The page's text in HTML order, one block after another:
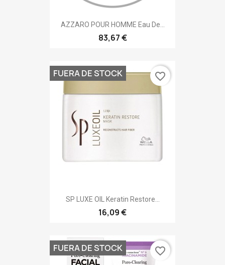
AZZARO POUR HOMME Eau De...
83,67 €
SP LUXE OIL Keratin Restore...
16,09 €
FUERA DE STOCK favorite_border
FUERA DE STOCK favorite_border